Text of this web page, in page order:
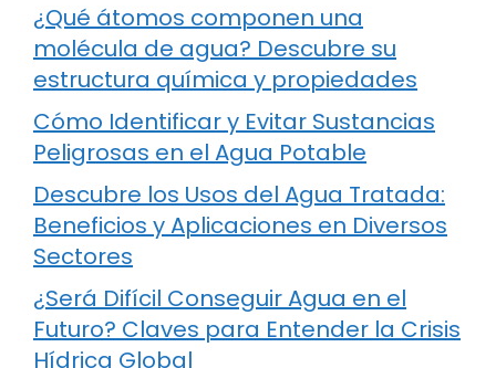
¿Qué átomos componen una
molécula de agua? Descubre su
estructura química y propiedades
Cómo Identificar y Evitar Sustancias
Peligrosas en el Agua Potable
Descubre los Usos del Agua Tratada:
Beneficios y Aplicaciones en Diversos
Sectores
¿Será Difícil Conseguir Agua en el
Futuro? Claves para Entender la Crisis
Hídrica Global